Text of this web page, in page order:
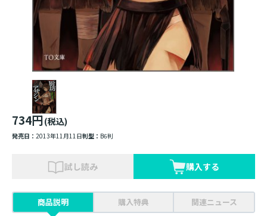
734円(税込)
発売日： 2013年11月11日判型： B6判
試し読み 購入する
商品説明 購入特典 関連ニュース